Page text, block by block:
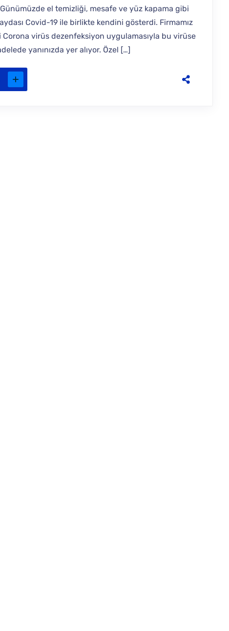
el temizliği, mesafe ve yüz kapama gibi
Covid-19 ile birlikte kendini gösterdi. Firmamız
Corona virüs dezenfeksiyon uygulamasıyla bu virüse
yanınızda yer alıyor. Özel […]